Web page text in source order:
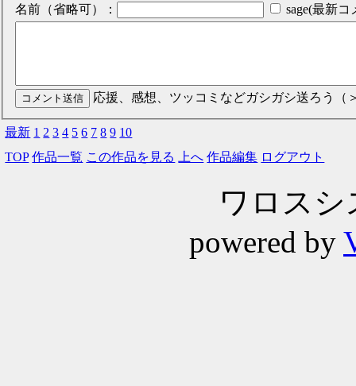
名前（省略可）：
sage(最新
応援、感想、ツッコミなどガシガシ送ろう（
最新 1 2 3 4 5 6 7 8 9 10
TOP 作品一覧 この作品を見る 上へ 作品編集 ログアウト
ワロスシ
powered by